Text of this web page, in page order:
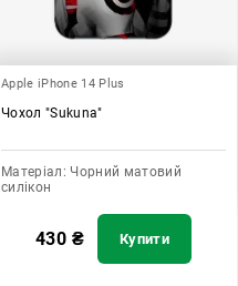
Apple iPhone 14 Plus
Чохол "Sukuna"
Матеріал: Чорний матовий
силікон
430 ₴ Купити